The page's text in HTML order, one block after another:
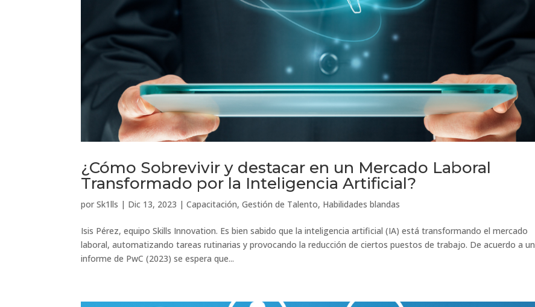
¿Cómo Sobrevivir y destacar en un Mercado Laboral
Transformado por la Inteligencia Artificial?
porSk1lls | Dic 13, 2023 |Capacitación,Gestión de Talento, Habilidades blandas
Isis Pérez, equipo Skills Innovation. Es bien sabido que la inteligencia artificial (IA) está transformando el mercado
laboral, automatizando tareas rutinarias y provocando la reducción de ciertos puestos de trabajo. De acuerdo a un
informe de PwC (2023) se espera que...